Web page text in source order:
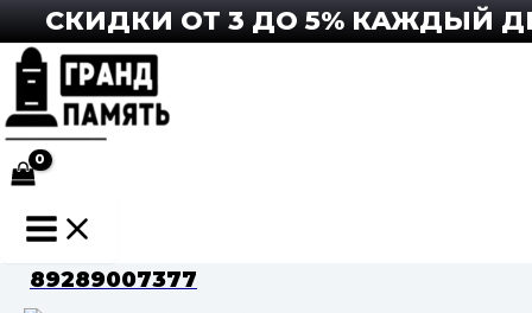
Перейти
к
содержимому
СКИДКИ ОТ 3 ДО 5% КАЖДЫЙ
Main
Menu
89289007377